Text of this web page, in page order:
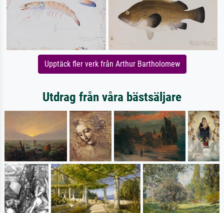
Upptäck fler verk från Arthur Bartholomew
Utdrag från våra bästsäljare